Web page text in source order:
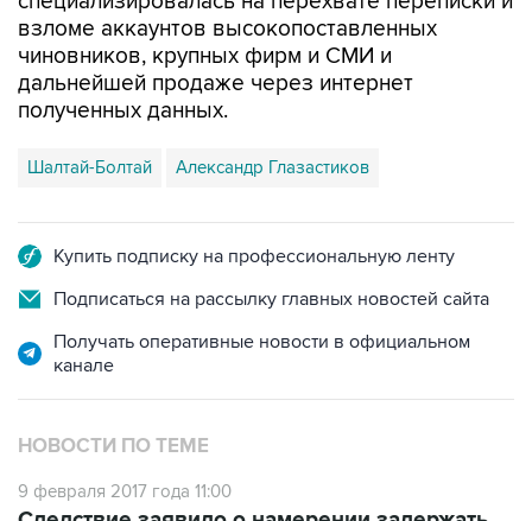
чиновников, крупных фирм и СМИ и
дальнейшей продаже через интернет
полученных данных.
Шалтай-Болтай Александр Глазастиков
Подписаться на рассылку главных новостей сайта
Получать оперативные новости в официальном
НОВОСТИ ПО ТЕМЕ
9 февраля 2017 года 11:00
всех хакеров "Шалтай-Болтая"